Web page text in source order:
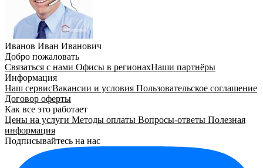
Иванов Иван Иванович
Добро пожаловать
Связаться с нами Офисы в регионахНаши партнёры
Информация
Наш сервисВакансии и условия Пользовательское соглашение
Договор оферты
Как все это работает
Цены на услуги Методы оплаты Вопросы-ответы Полезная
информация
Подписывайтесь на нас